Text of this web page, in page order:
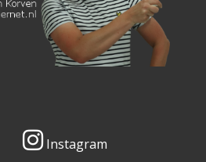
Instagram